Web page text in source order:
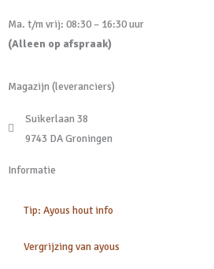
Ma. t/m vrij: 08:30 – 16:30 uur
(Alleen op afspraak)
Magazijn (leveranciers)
Suikerlaan 38
9743 DA Groningen
Informatie
Tip: Ayous hout info
Vergrijzing van ayous